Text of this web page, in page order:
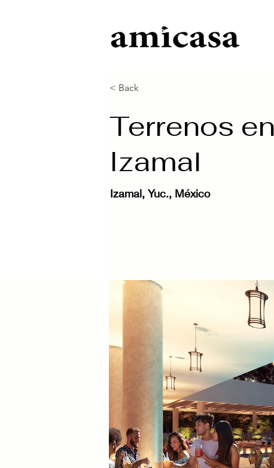
< Back
Terrenos
Izamal
Izamal, Yuc., México